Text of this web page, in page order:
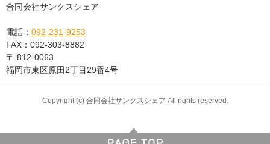
合同会社サンクスシェア
電話： 092-231-9253
FAX： 092-303-8882
〒 812-0063
福岡市東区原田2丁目29番4号
Copyright (c) 合同会社サンクスシェア All rights reserved.